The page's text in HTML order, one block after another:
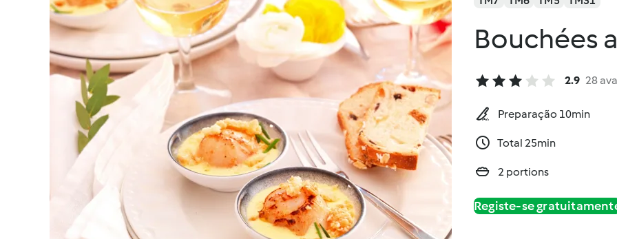
Bouchées
2.9 28
Preparação 10min
Total 25min
2 portions
Registe-se